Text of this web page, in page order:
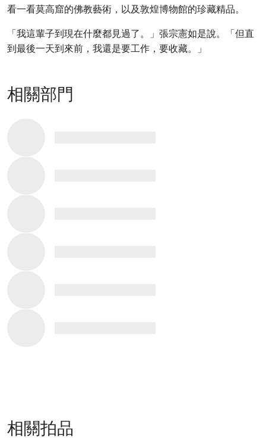
看一看莫高窟的佛教藝術，以及敦煌博物館的珍藏精品。
「我這輩子到現在什麼都見過了。」張宗憲如是說。「但直
到最後一天到來前，我還是要工作，要收藏。」
相關部門
相關拍品